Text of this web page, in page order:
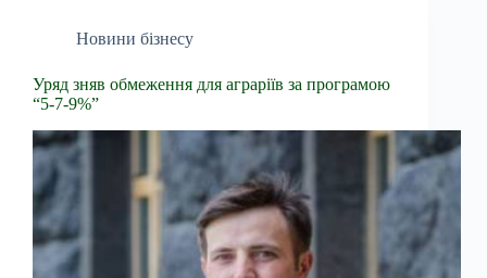
Новини бізнесу
Уряд зняв обмеження для аграріїв за програмою
“5-7-9%”